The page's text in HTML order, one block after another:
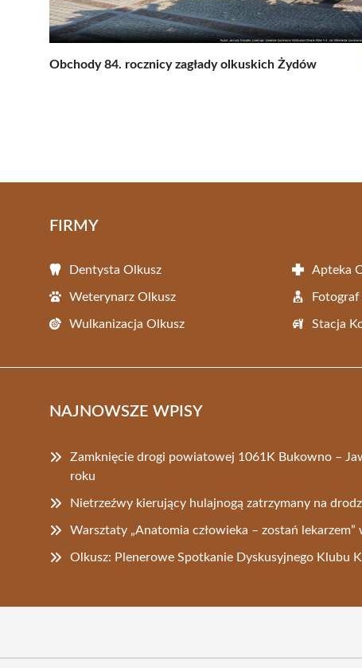
Obchody 84. rocznicy zagłady olkuskich Żydów
FIRMY
Dentysta Olkusz Apteka
Weterynarz Olkusz
Wulkanizacja Olkusz Stacja
NAJNOWSZE WPISY
Zamknięcie drogi powiatowej 1061K Bukowno –
roku
Nietrzeźwy kierujący hulajnogą zatrzymany na
Warsztaty „Anatomia człowieka – zostań
Olkusz: Plenerowe Spotkanie Dyskusyjnego Klubu